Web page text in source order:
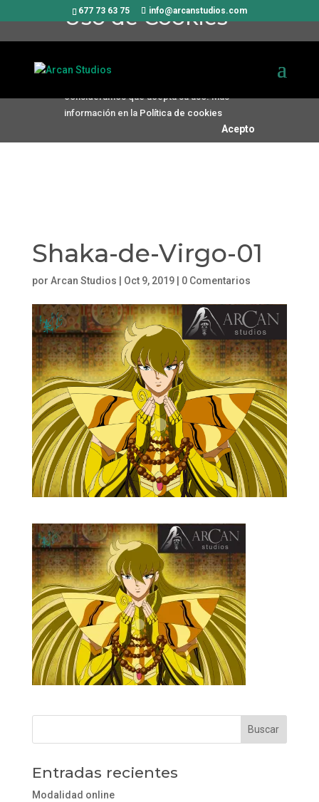
Uso de Cookies
terceros para mejorar nuestros
consideramos que acepta su uso. Más
información en la Política de cookies
Acepto
677 73 63 75 info@arcanstudios.com
Shaka-de-Virgo-01
por Arcan Studios Oct 9, 2019| 0 Comentarios
Entradas recientes
Modalidad online